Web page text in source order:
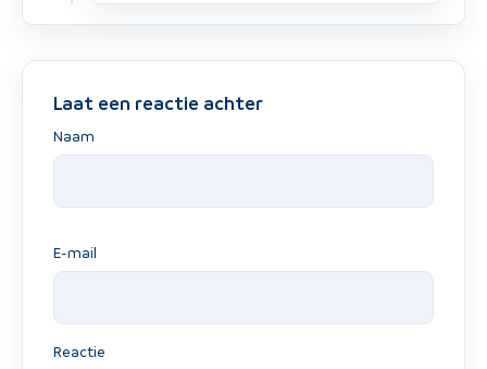
Laat een reactie achter
Naam
E-mail
Reactie